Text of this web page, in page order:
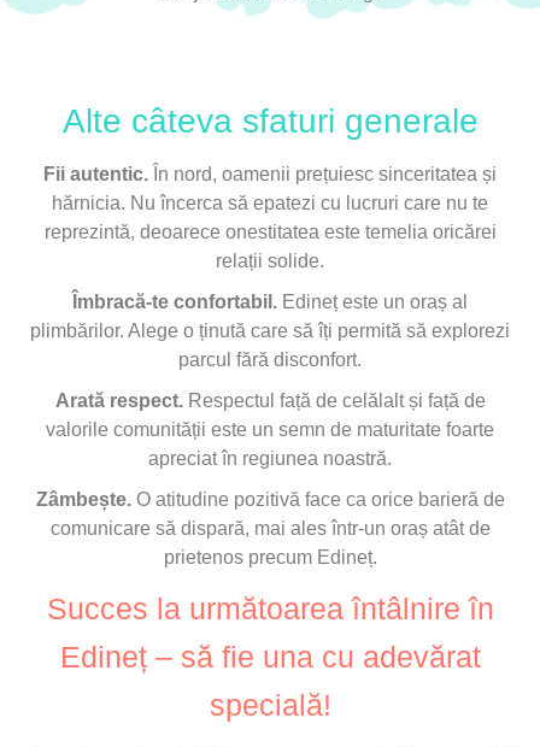
Alte câteva sfaturi generale
Fii autentic. În nord, oamenii prețuiesc sinceritatea și
hărnicia. Nu încerca să epatezi cu lucruri care nu te
reprezintă, deoarece onestitatea este temelia oricărei
relații solide.
Îmbracă-te confortabil. Edineț este un oraș al
plimbărilor. Alege o ținută care să îți permită să explorezi
parcul fără disconfort.
Arată respect.Respectul față de celălalt și față de
valorile comunității este un semn de maturitate foarte
apreciat în regiunea noastră.
Zâmbește.O atitudine pozitivă face ca orice barieră de
comunicare să dispară, mai ales într-un oraș atât de
prietenos precum Edineț.
Succes la următoarea întâlnire în
Edineț – să fie una cu adevărat
specială!